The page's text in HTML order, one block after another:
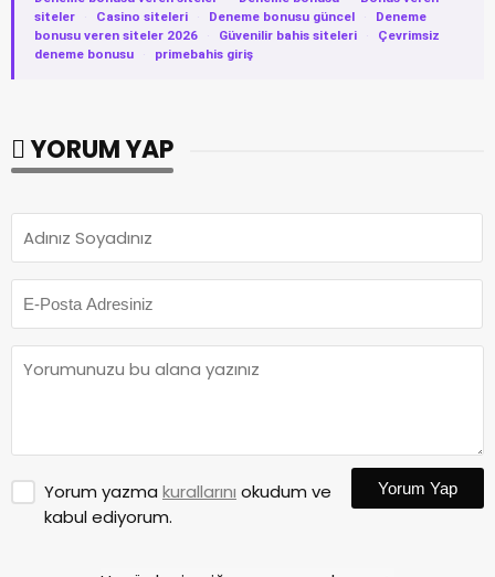
siteler
· Casino siteleri · Deneme bonusu güncel ·
Deneme
bonusu veren siteler 2026
· Güvenilir bahis siteleri ·
Çevrimsiz
deneme bonusu
· primebahis giriş
YORUM YAP
Yorum yazma kurallarını okudum ve
kabul ediyorum.
Yorum Yap